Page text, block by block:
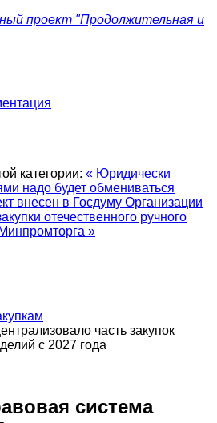
проект "Продолжительная и
категории: « Юридически
надо будет обмениваться
внесен в Госдуму Организации
отечественного ручного
»
часть закупок
с 2027 года
система